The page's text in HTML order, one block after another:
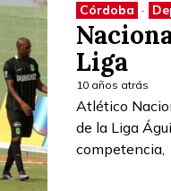
Córdoba ·
Liga
10 años atrás
Atlético
de la Liga
competencia,